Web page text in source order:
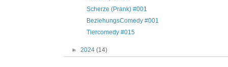
Scherze (Prank) #001
BeziehungsComedy #001
Tiercomedy #015
► 2024 (14)